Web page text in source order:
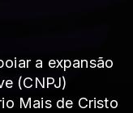
a expansão
(CNPJ)
Mais de Cristo